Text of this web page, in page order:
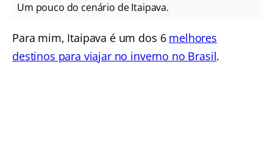
Um pouco do cenário de Itaipava.
Para mim, Itaipava é um dos 6 melhores
destinos para viajar no inverno no Brasil.